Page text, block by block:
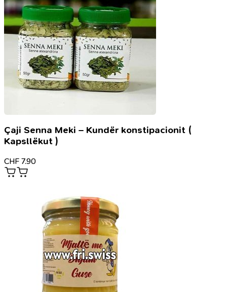
Çaji Senna Meki – Kundër konstipacionit (
Kapsllëkut )
CHF 7.90